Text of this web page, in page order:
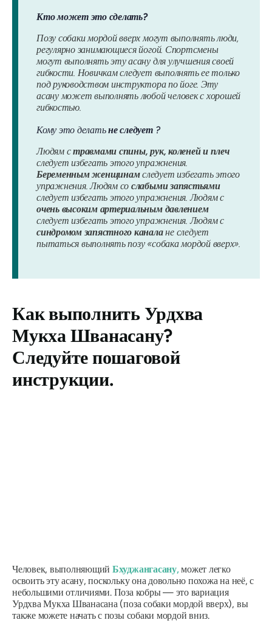
Кто может это сделать?
Позу собаки мордой вверх могут выполнять люди,
регулярно занимающиеся йогой. Спортсмены
могут выполнять эту асану для улучшения своей
гибкости. Новичкам следует выполнять ее только
под руководством инструктора по йоге. Эту
асану может выполнять любой человек с хорошей
гибкостью.
Кому это делатьне следует ?
Людям стравмами спины, рук, коленей и плеч
следует избегать этого упражнения.
Беременным женщинамследует избегать этого
упражнения. Людям со слабыми запястьями
следует избегать этого упражнения. Людям с
очень высоким артериальным давлением
следует избегать этого упражнения. Людям с
синдромом запястного каналане следует
пытаться выполнять позу «собака мордой вверх».
Как выполнить Урдхва
Мукха Шванасану?
Следуйте пошаговой
инструкции.
Человек, выполняющий Бхуджангасану,может легко
освоить эту асану, поскольку она довольно похожа на неё, с
небольшими отличиями. Поза кобры — это вариация
Урдхва Мукха Шванасана (поза собаки мордой вверх), вы
также можете начать с позы собаки мордой вниз.